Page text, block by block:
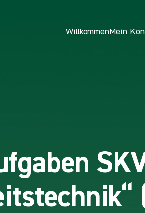
WillkommenMein